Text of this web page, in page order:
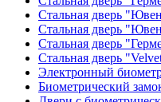
Стальная дверь
Стальная дверь
Стальная дверь
Стальная дверь
Электронный
Биометрический